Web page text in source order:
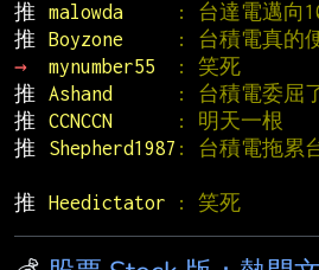
推
malowda : 台達電邁向
推
Boyzone : 台積電真的
→
mynumber55 : 笑死
推
Ashand : 台積電委屈
推
CCNCCN : 明天一根
推
Shepherd1987 : 台積電拖累
推
Heedictator : 笑死